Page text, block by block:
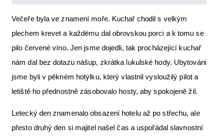
Večeře byla ve znamení moře. Kuchař chodil s velkým
plechem krevet a každému dal obrovskou porci a k tomu se
pilo červené víno. Jen jsme dojedli, tak procházející kuchař
nám dal bez dotazu nášup, zkrátka lukulské hody. Ubytováni
jsme byli v pěkném hotýlku, který vlastnil vysloužilý pilot a
letiště ho přednostně zásobovalo hosty, aby spokojeně žil.
Letecký den znamenalo obsazení hotelu až po střechu, ale
přesto druhý den si majitel našel čas a uspořádal slavnostní